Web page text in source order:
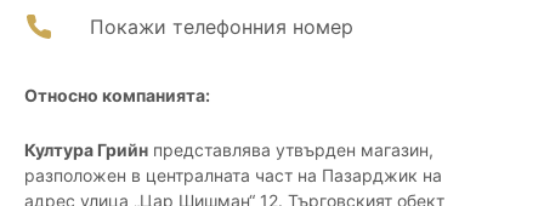
Покажи телефонния номер
Относно компанията:
Култура Грийн представлява утвърден магазин,
разположен в централната част на Пазарджик на
адрес улица „Цар Шишман“ 12. Търговският обект